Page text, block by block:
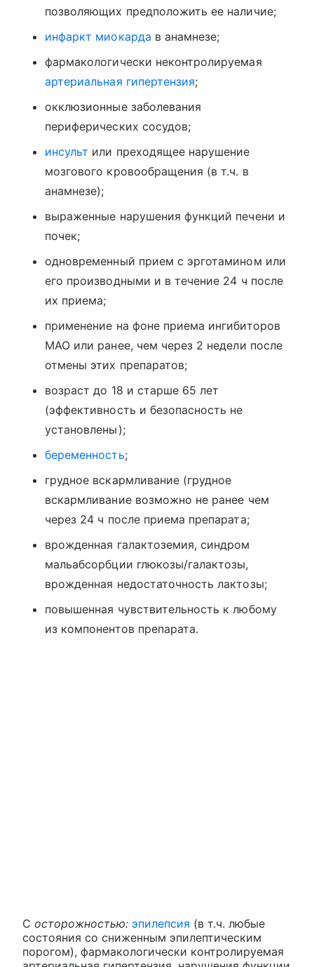
позволяющих предположить ее наличие;
инфаркт миокарда в анамнезе;
фармакологически неконтролируемая
артериальная гипертензия;
окклюзионные заболевания
периферических сосудов;
инсульт или преходящее нарушение
мозгового кровообращения (в т.ч. в
анамнезе);
выраженные нарушения функций печени и
почек;
одновременный прием с эрготамином или
его производными и в течение 24 ч после
их приема;
применение на фоне приема ингибиторов
МАО или ранее, чем через 2 недели после
отмены этих препаратов;
возраст до 18 и старше 65 лет
(эффективность и безопасность не
установлены);
беременность;
грудное вскармливание (грудное
вскармливание возможно не ранее чем
через 24 ч после приема препарата;
врожденная галактоземия, синдром
мальабсорбции глюкозы/галактозы,
врожденная недостаточность лактозы;
повышенная чувствительность к любому
из компонентов препарата.
С осторожностью: эпилепсия (в т.ч. любые
состояния со сниженным эпилептическим
порогом), фармакологически контролируемая